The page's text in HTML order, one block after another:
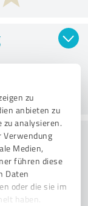
zu
anbieten zu
zu analysieren.
Verwendung
Medien,
führen diese
Daten
oder die sie im
haben.